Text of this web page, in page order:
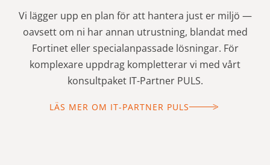
Vi lägger upp en plan för att hantera just er miljö —
oavsett om ni har annan utrustning, blandat med
Fortinet eller specialanpassade lösningar. För
komplexare uppdrag kompletterar vi med vårt
konsultpaket IT-Partner PULS.
LÄS MER OM IT-PARTNER PULS